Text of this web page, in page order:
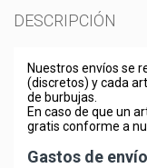
DESCRIPCIÓN
Nuestros envíos se
(discretos) y cada
de burbujas.
En caso de que un
gratis conforme a
Gastos de envío